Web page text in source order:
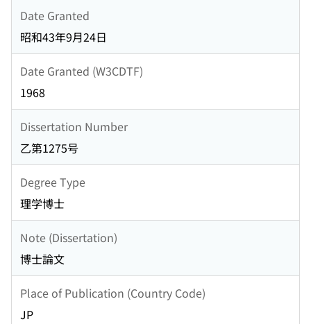
Date Granted
昭和43年9月24日
Date Granted (W3CDTF)
1968
Dissertation Number
乙第1275号
Degree Type
理学博士
Note (Dissertation)
博士論文
Place of Publication (Country Code)
JP